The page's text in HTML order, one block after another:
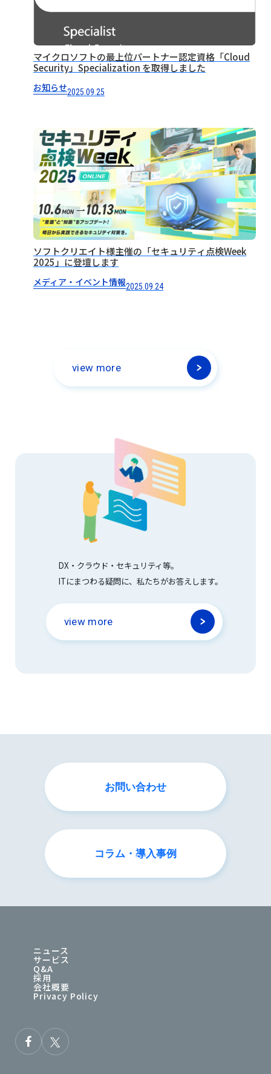
マイクロソフトの最上位パートナー認定資格「Cloud
Security」Specialization を取得しました
お知らせ2025.09.25
ソフトクリエイト様主催の「セキュリティ点検Week
2025」に登壇します
メディア・イベント情報2025.09.24
view more
DX・クラウド・セキュリティ等。
ITにまつわる疑問に、私たちがお答えします。
view more
お問い合わせ
コラム・導入事例
ニュース
サービス
Q&A
採用
会社概要
Privacy Policy